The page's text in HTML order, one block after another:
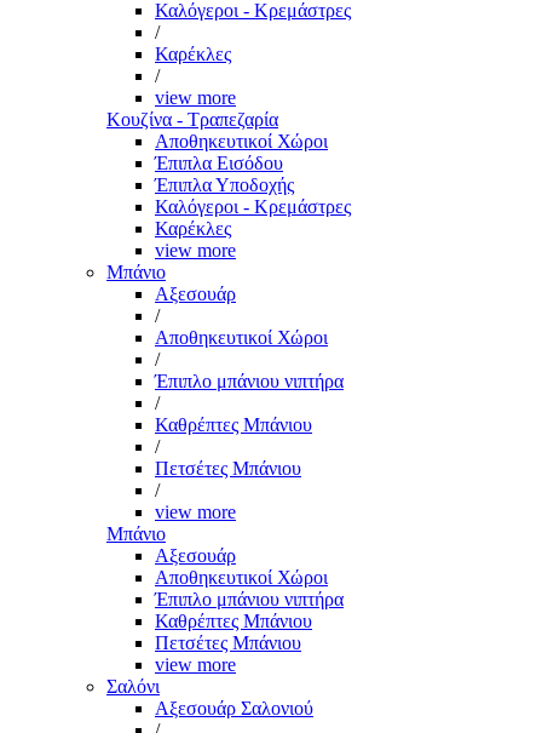
Καλόγεροι - Κρεμάστρες
/
Καρέκλες
/
view more
Κουζίνα - Τραπεζαρία
Αποθηκευτικοί Χώροι
Έπιπλα Εισόδου
Έπιπλα Υποδοχής
Καλόγεροι - Κρεμάστρες
Καρέκλες
view more
Μπάνιο
Αξεσουάρ
/
Αποθηκευτικοί Χώροι
/
Έπιπλο μπάνιου νιπτήρα
/
Καθρέπτες Μπάνιου
/
Πετσέτες Μπάνιου
/
view more
Μπάνιο
Αξεσουάρ
Αποθηκευτικοί Χώροι
Έπιπλο μπάνιου νιπτήρα
Καθρέπτες Μπάνιου
Πετσέτες Μπάνιου
view more
Σαλόνι
Αξεσουάρ Σαλονιού